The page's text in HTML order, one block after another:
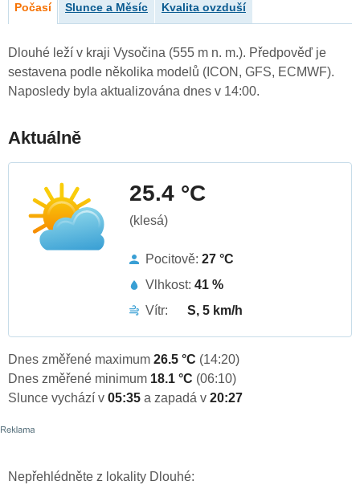
Počasí Slunce a Měsíc Kvalita ovzduší
Dlouhé leží v kraji Vysočina (555 m n. m.). Předpověď je
sestavena podle několika modelů (ICON, GFS, ECMWF).
Naposledy byla aktualizována dnes v 14:00.
Aktuálně
25.4 °C
(klesá)
Pocitově: 27 °C
Vlhkost: 41 %
Vítr:
S, 5 km/h
Dnes změřené maximum 26.5 °C (14:20)
Dnes změřené minimum 18.1 °C (06:10)
Slunce vychází v 05:35 a zapadá v 20:27
Nepřehlédněte z lokality Dlouhé: